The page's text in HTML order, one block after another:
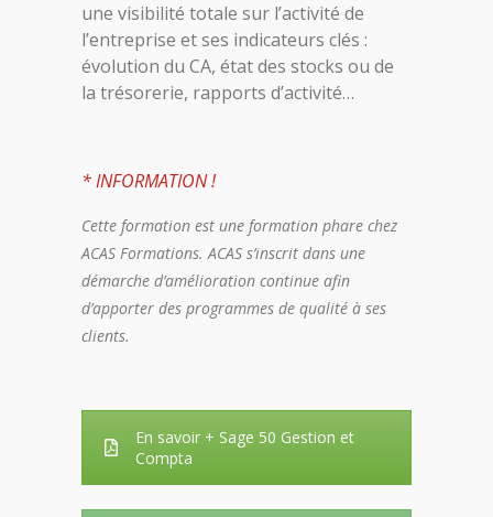
une visibilité totale sur l’activité de
l’entreprise et ses indicateurs clés :
évolution du CA, état des stocks ou de
la trésorerie, rapports d’activité…
* INFORMATION !
Cette formation est une formation phare chez
ACAS Formations. ACAS s’inscrit dans une
démarche d’amélioration continue afin
d’apporter des programmes de qualité à ses
clients.
En savoir + Sage 50 Gestion et
Compta